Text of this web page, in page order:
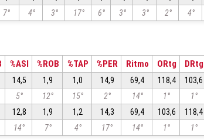
7° 4° 3° 17° 6° 3° 3° 2° 4°
%ASI %ROB %TAP %PER Ritmo ORtg DRtg
14,5 1,9 1,0 14,9 69,4 118,4 103,6
5° 12° 15° 2° 14° 1° 1°
12,8 1,9 1,2 14,3 69,4 103,6 118,4
14° 7° 4° 17° 14° 1° 1°